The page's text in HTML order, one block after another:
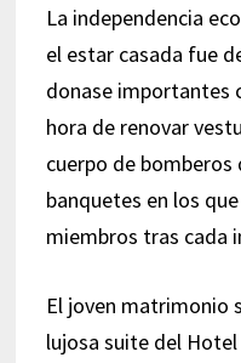
La independencia
el estar casada fue
donase importantes
hora de renovar
cuerpo de bomberos
banquetes en los
miembros tras cada
El joven matrimonio
lujosa suite del Hotel